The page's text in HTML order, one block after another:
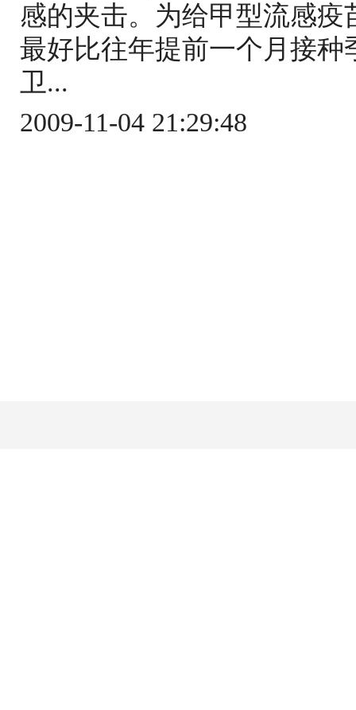
感的夹击。为给甲型流感
最好比往年提前一个月接
卫...
2009-11-04 21:29:48